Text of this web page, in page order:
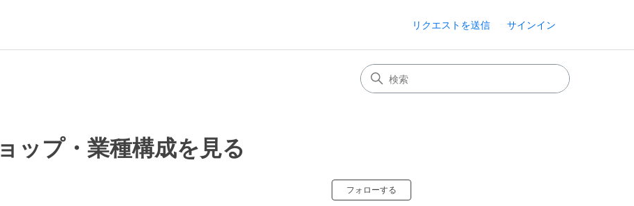
リクエストを送信 サインイン
ップ・業種構成を見る
フォローする